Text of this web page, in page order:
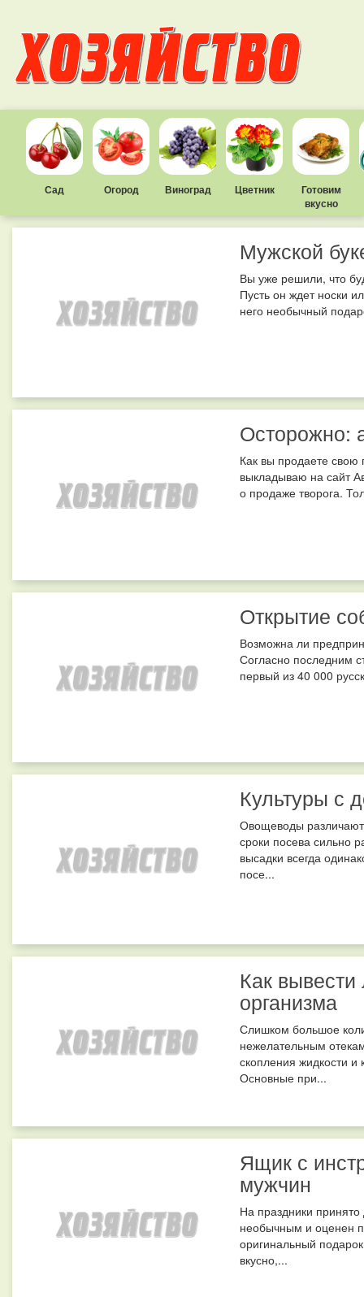
Сад Огород Виноград Цветник
Готовим
вкусно
Мужской
Вы уже решили, что
Пусть он ждет носки
него необычный
Осторожно:
Как вы продаете
выкладываю на сайт
о продаже творога.
Открытие
Возможна ли
Согласно последним
первый из 40 000
Культуры с
Овощеводы
сроки посева сильно
высадки всегда
посе...
Как
организма
Слишком большое
нежелательным
скопления жидкости и
Основные при...
Ящик с
мужчин
На праздники
необычным и оценен
оригинальный
вкусно,...